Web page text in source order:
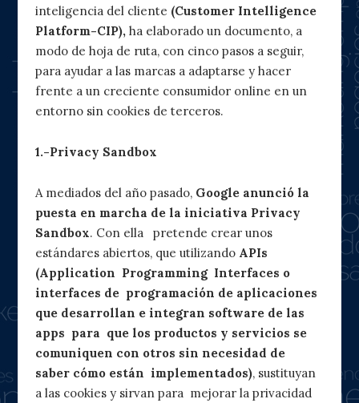
inteligencia del cliente (Customer Intelligence
Platform-CIP), ha elaborado un documento, a
modo de hoja de ruta, con cinco pasos a seguir,
para ayudar a las marcas a adaptarse y hacer
frente a un creciente consumidor online en un
entorno sin cookies de terceros.
1.-Privacy Sandbox
A mediados del año pasado, Google anunció la
puesta en marcha de la iniciativa Privacy
Sandbox. Con ella pretende crear unos
estándares abiertos, que utilizando APIs
(Application Programming Interfaces o
interfaces de programación de aplicaciones
que desarrollan e integran software de las
apps para que los productos y servicios se
comuniquen con otros sin necesidad de
saber cómo están implementados), sustituyan
a las cookies y sirvan para mejorar la privacidad